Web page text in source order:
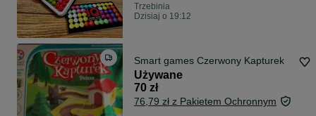
Trzebinia
Dzisiaj o 19:12
Smart games Czerwony Kapturek
Używane
70 zł
76,79 zł z Pakietem Ochronnym